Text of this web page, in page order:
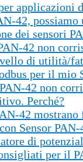
applicazioni
42,
dei sensori
42 non
di utilità/
per il mio
42 non
Perché?
42
Sensor PAN-
di
per il